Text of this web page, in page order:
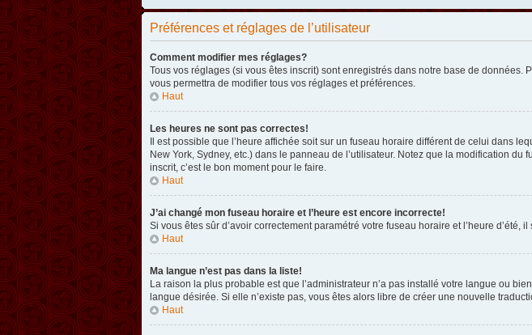
Préférences et réglages de l’utilisateur
Comment modifier mes réglages?
Tous vos réglages (si vous êtes inscrit) sont enregistrés dans notre base de données.
vous permettra de modifier tous vos réglages et préférences.
Haut
Les heures ne sont pas correctes!
Il est possible que l’heure affichée soit sur un fuseau horaire différent de celui dans
New York, Sydney, etc.) dans le panneau de l’utilisateur. Notez que la modification
inscrit, c’est le bon moment pour le faire.
Haut
J’ai changé mon fuseau horaire et l’heure est encore incorrecte!
Si vous êtes sûr d’avoir correctement paramétré votre fuseau horaire et l’heure
Haut
Ma langue n’est pas dans la liste!
La raison la plus probable est que l’administrateur n’a pas installé votre langue ou
langue désirée. Si elle n’existe pas, vous êtes alors libre de créer une nouvelle
Haut